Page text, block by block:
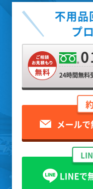
不用品
プ
24時間無料
メール
LINEで